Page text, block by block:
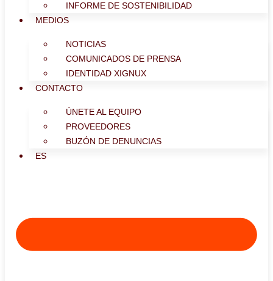
INFORME DE SOSTENIBILIDAD
MEDIOS
NOTICIAS
COMUNICADOS DE PRENSA
IDENTIDAD XIGNUX
CONTACTO
ÚNETE AL EQUIPO
PROVEEDORES
BUZÓN DE DENUNCIAS
ES